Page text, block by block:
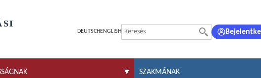
DEUTSCH ENGLISH
SZAKMÁNAK